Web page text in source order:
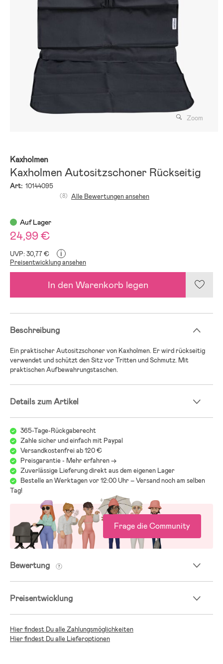
Zoom
Kaxholmen
Kaxholmen Autositzschoner Rückseitig
Art: 10144095
(8) Alle Bewertungen ansehen
Auf Lager
24,99 €
UVP: 30,77 € i
Preisentwicklung ansehen
In den Warenkorb legen
Beschreibung
Ein praktischer Autositzschoner von Kaxholmen. Er wird rückseitig
verwendet und schützt den Sitz vor Tritten und Schmutz. Mit
praktischen Aufbewahrungstaschen.
Details zum Artikel
365-Tage-Rückgaberecht
Zahle sicher und einfach mit Paypal
Versandkostenfrei ab 120 €
Preisgarantie - Mehr erfahren ->
Zuverlässige Lieferung direkt aus dem eigenen Lager
Bestelle an Werktagen vor 12:00 Uhr – Versand noch am selben
Tag!
Frage die Community
Bewertung
Preisentwicklung
Hier findest Du alle Zahlungsmöglichkeiten
Hier findest Du alle Lieferoptionen